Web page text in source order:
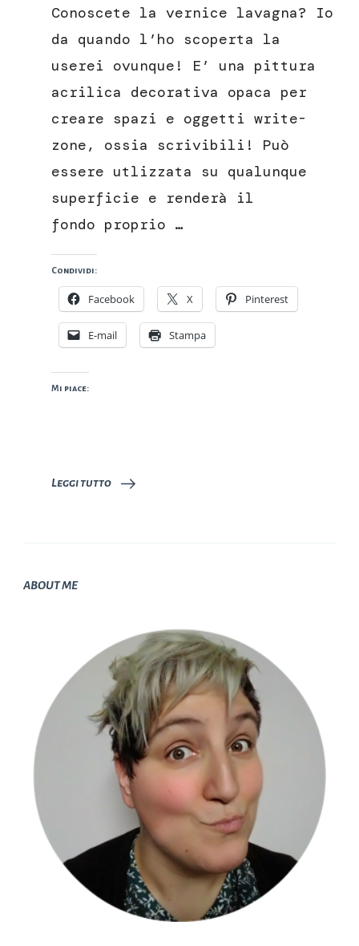
un
balcone
Conoscete la vernice lavagna? Io
da quando l’ho scoperta la
userei ovunque! E’ una pittura
acrilica decorativa opaca per
creare spazi e oggetti write-
zone, ossia scrivibili! Può
essere utlizzata su qualunque
superficie e renderà il
fondo proprio …
Condividi:
Facebook X Pinterest
E-mail Stampa
Mi piace:
Leggi tutto
ABOUT ME